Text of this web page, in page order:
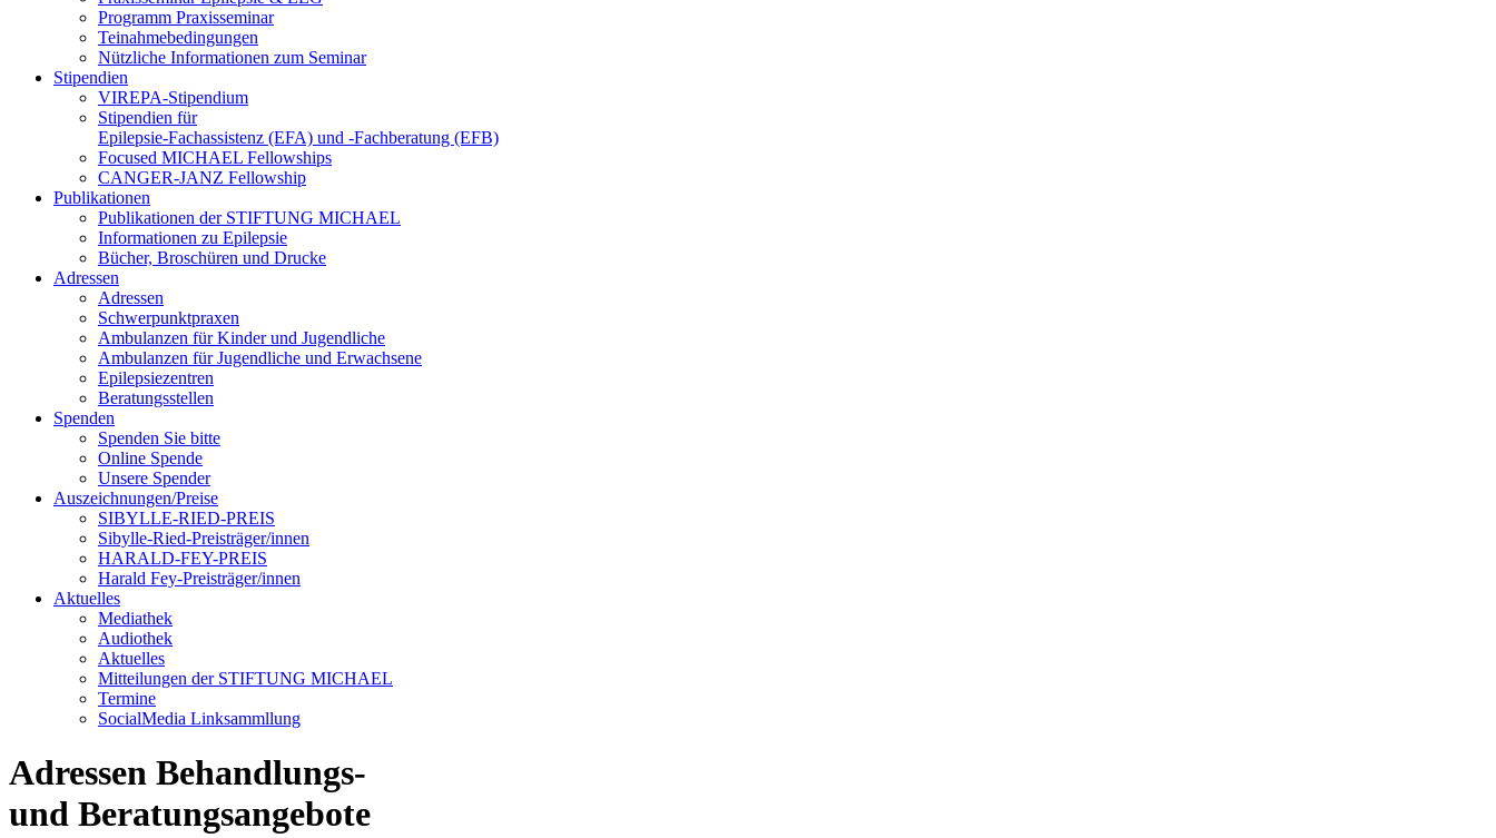
Programm Praxisseminar
Teinahmebedingungen
Nützliche Informationen zum Seminar
Stipendien
VIREPA-Stipendium
Stipendien für
Epilepsie-Fachassistenz (EFA) und -Fachberatung (EFB)
Focused MICHAEL Fellowships
CANGER-JANZ Fellowship
Publikationen
Publikationen der STIFTUNG MICHAEL
Informationen zu Epilepsie
Bücher, Broschüren und Drucke
Adressen
Adressen
Schwerpunktpraxen
Ambulanzen für Kinder und Jugendliche
Ambulanzen für Jugendliche und Erwachsene
Epilepsiezentren
Beratungsstellen
Spenden
Spenden Sie bitte
Online Spende
Unsere Spender
Auszeichnungen/Preise
SIBYLLE-RIED-PREIS
Sibylle-Ried-Preisträger/innen
HARALD-FEY-PREIS
Harald Fey-Preisträger/innen
Aktuelles
Mediathek
Audiothek
Aktuelles
Mitteilungen der STIFTUNG MICHAEL
Termine
SocialMedia Linksammllung
Adressen Behandlungs-
und Beratungsangebote